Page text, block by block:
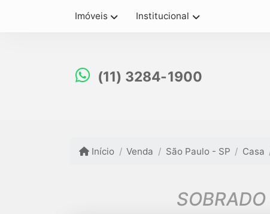
Imóveis Institucional
(11) 3284-1900
Início Venda São Paulo - SP Casa